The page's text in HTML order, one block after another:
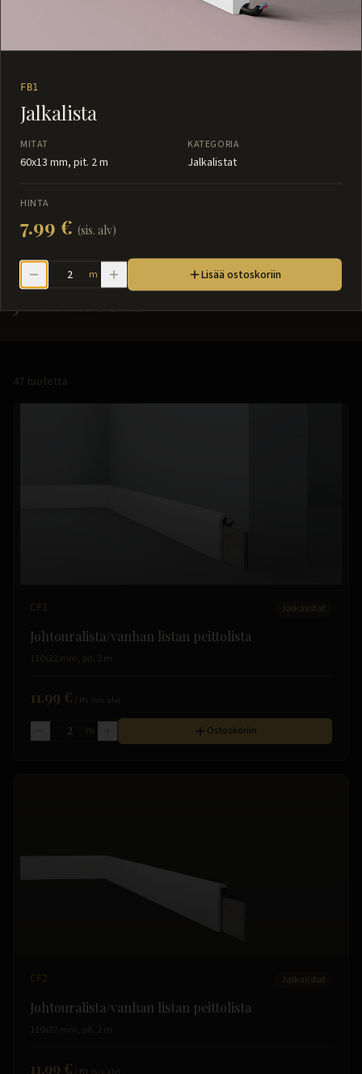
Jalkalistat
47 tuotetta
CF1 Jalkalistat
Johtouralista/vanhan listan peittolista
110x22 mm, pit. 2 m
11.99 € /m
m Ostoskoriin
CF2 Jalkalistat
Johtouralista/vanhan listan peittolista
110x22 mm, pit. 2 m
11.99 €
FB1
Jalkalista
MITAT
60x13 mm, pit. 2 m
KATEGORIA
Jalkalistat
HINTA
7.99 € (sis. alv)
m Lisää ostoskoriin